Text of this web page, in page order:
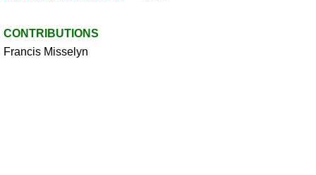
CONTRIBUTIONS
Francis Misselyn